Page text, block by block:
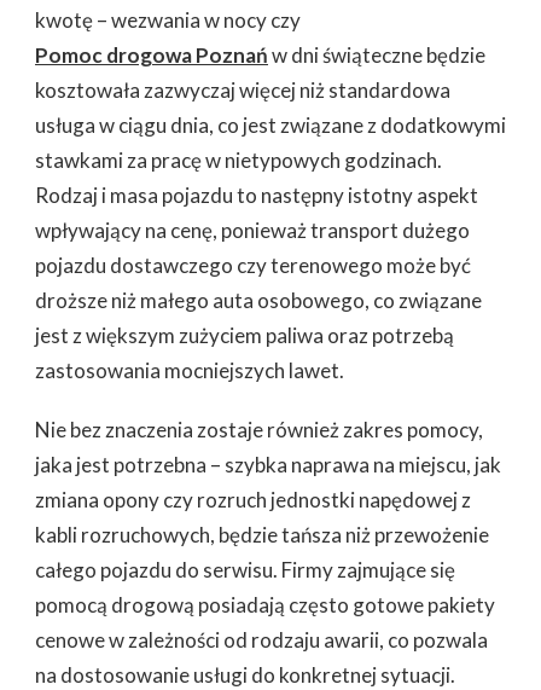
kwotę – wezwania w nocy czy
Pomoc drogowa Poznańw dni świąteczne będzie
kosztowała zazwyczaj więcej niż standardowa
usługa w ciągu dnia, co jest związane z dodatkowymi
stawkami za pracę w nietypowych godzinach.
Rodzaj i masa pojazdu to następny istotny aspekt
wpływający na cenę, ponieważ transport dużego
pojazdu dostawczego czy terenowego może być
droższe niż małego auta osobowego, co związane
jest z większym zużyciem paliwa oraz potrzebą
zastosowania mocniejszych lawet.
Nie bez znaczenia zostaje również zakres pomocy,
jaka jest potrzebna – szybka naprawa na miejscu, jak
zmiana opony czy rozruch jednostki napędowej z
kabli rozruchowych, będzie tańsza niż przewożenie
całego pojazdu do serwisu. Firmy zajmujące się
pomocą drogową posiadają często gotowe pakiety
cenowe w zależności od rodzaju awarii, co pozwala
na dostosowanie usługi do konkretnej sytuacji.